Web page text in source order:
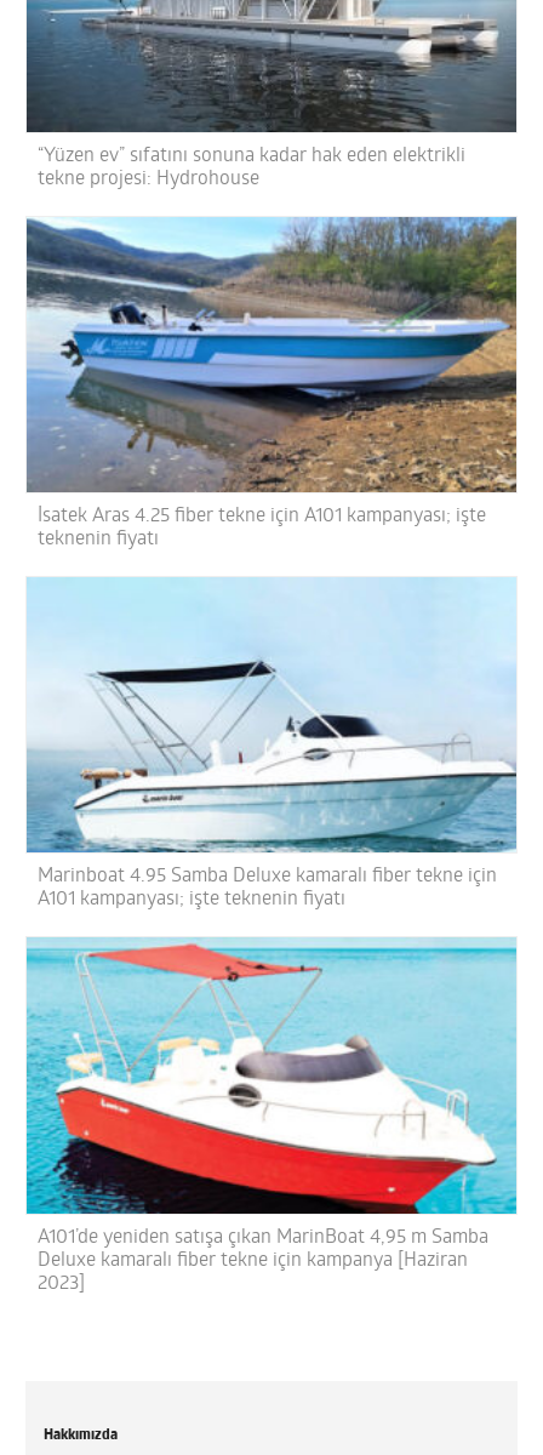
“Yüzen ev” sıfatını sonuna kadar hak eden elektrikli
tekne projesi: Hydrohouse
İsatek Aras 4.25 fiber tekne için A101 kampanyası; işte
teknenin fiyatı
Marinboat 4.95 Samba Deluxe kamaralı fiber tekne için
A101 kampanyası; işte teknenin fiyatı
A101’de yeniden satışa çıkan MarinBoat 4,95 m Samba
Deluxe kamaralı fiber tekne için kampanya [Haziran
2023]
Hakkımızda